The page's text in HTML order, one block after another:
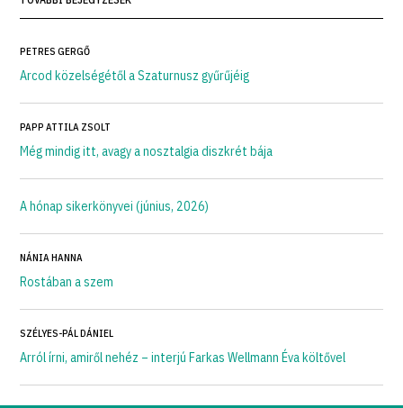
PETRES GERGŐ
Arcod közelségétől a Szaturnusz gyűrűjéig
PAPP ATTILA ZSOLT
Még mindig itt, avagy a nosztalgia diszkrét bája
A hónap sikerkönyvei (június, 2026)
NÁNIA HANNA
Rostában a szem
SZÉLYES-PÁL DÁNIEL
Arról írni, amiről nehéz – interjú Farkas Wellmann Éva költővel